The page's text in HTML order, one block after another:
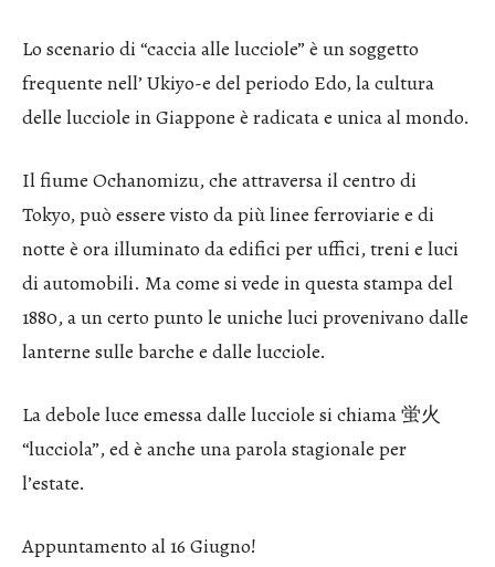
Lo scenario di “caccia alle lucciole” è un soggetto
frequente nell’ Ukiyo-e del periodo Edo, la cultura
delle lucciole in Giappone è radicata e unica al mondo.
Il fiume Ochanomizu, che attraversa il centro di
Tokyo, può essere visto da più linee ferroviarie e di
notte è ora illuminato da edifici per uffici, treni e luci
di automobili. Ma come si vede in questa stampa del
1880, a un certo punto le uniche luci provenivano dalle
lanterne sulle barche e dalle lucciole.
La debole luce emessa dalle lucciole si chiama 蛍火
“lucciola”, ed è anche una parola stagionale per
l’estate.
Appuntamento al 16 Giugno!